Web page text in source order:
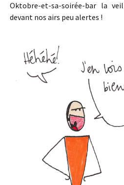
Oktobre-et-sa-soirée-bar la
devant nos airs peu alertes !